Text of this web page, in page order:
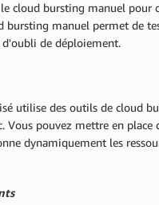
cloud bursting manuel pour
bursting manuel permet de
de déploiement.
utilise des outils de cloud
Vous pouvez mettre en
dynamiquement les